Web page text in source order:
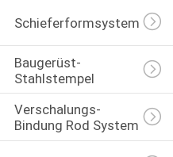
Schieferformsysteme
Baugerüst-
Stahlstempel
Verschalungs-
Bindung Rod System